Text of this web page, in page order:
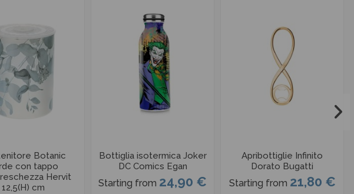
Botanic
con tappo
Hervit
12,5(H) cm
Bottiglia isotermica Joker
DC Comics Egan
Starting from 24,90 €
Apribottiglie Infinito
Dorato Bugatti
Starting from 21,80 €